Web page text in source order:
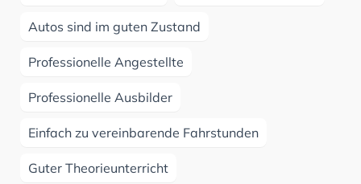
Autos sind im guten Zustand
Professionelle Angestellte
Professionelle Ausbilder
Einfach zu vereinbarende Fahrstunden
Guter Theorieunterricht